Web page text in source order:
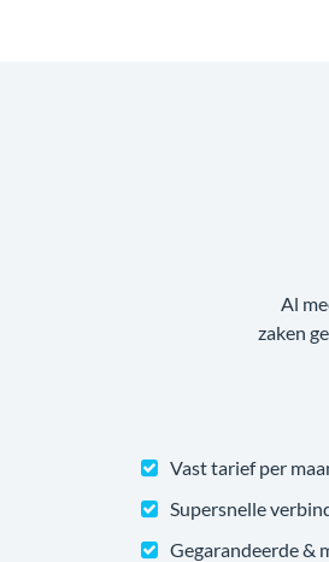
Al
zaken
Vast tarief per
Supersnelle
Gegarandeerde &